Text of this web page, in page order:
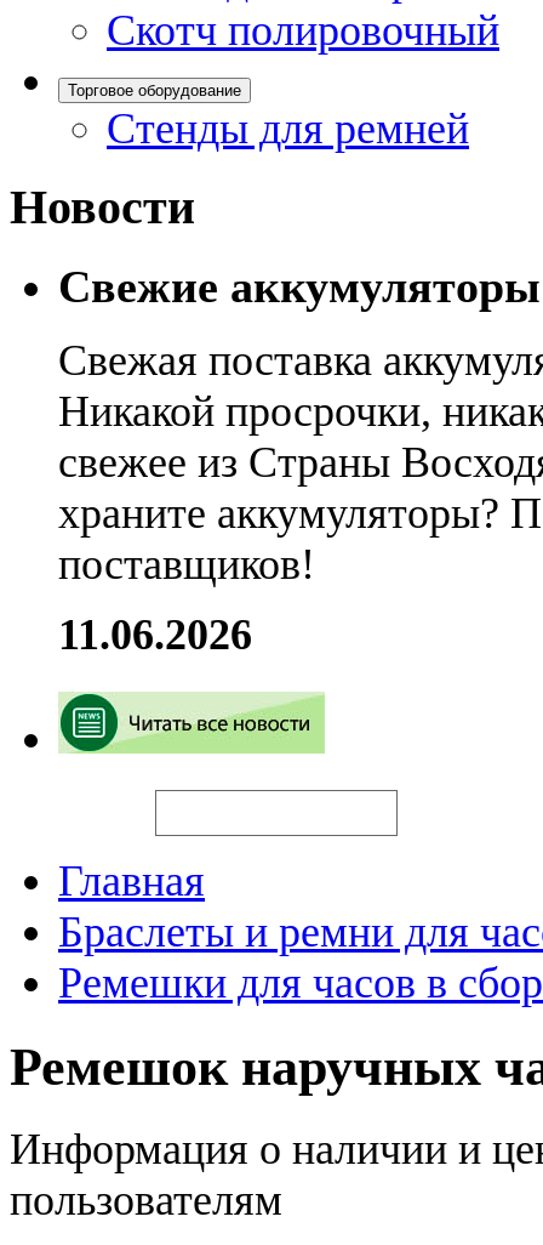
Скотч полировочный
Торговое оборудование
Стенды для ремней
Новости
Свежие
Свежая поставка
Никакой просрочки,
свежее из Страны
храните аккумуляторы?
поставщиков!
11.06.2026
Главная
Браслеты и ремни для
Ремешки для часов в
Ремешок наручных
Информация о наличии и
пользователям